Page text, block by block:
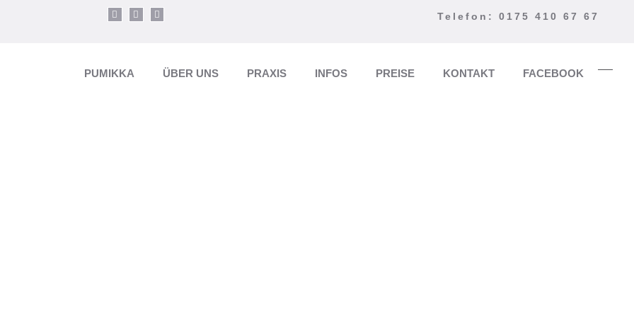
Telefon: 0175 410 67 67
PUMIKKA ÜBER UNS PRAXIS INFOS PREISE KONTAKT FACEBOOK